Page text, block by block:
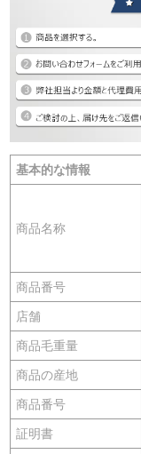
基本的な情報
商品名称
商品番号
店舗
商品毛重量
商品の産地
商品番号
証明書